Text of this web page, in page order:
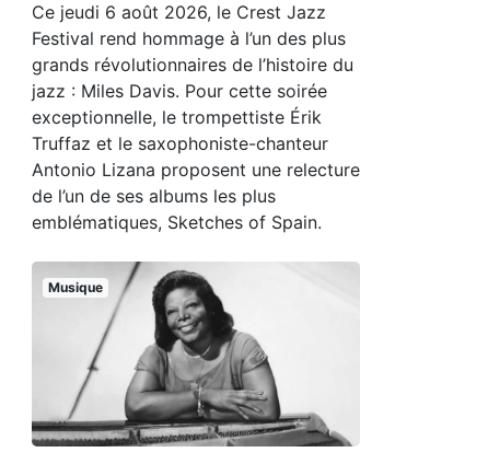
Ce jeudi 6 août 2026, le Crest Jazz
Festival rend hommage à l’un des plus
grands révolutionnaires de l’histoire du
jazz : Miles Davis. Pour cette soirée
exceptionnelle, le trompettiste Érik
Truffaz et le saxophoniste-chanteur
Antonio Lizana proposent une relecture
de l’un de ses albums les plus
emblématiques, Sketches of Spain.
Musique